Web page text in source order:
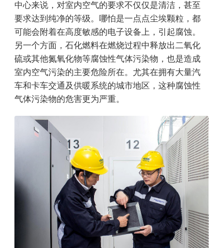
中心来说，对室内空气的要求不仅仅是清洁，甚至
要求达到纯净的等级。哪怕是一点点尘埃颗粒，都
可能会附着在高度敏感的电子设备上，引起腐蚀。
另一个方面，石化燃料在燃烧过程中释放出二氧化
硫或其他氮氧化物等腐蚀性气体污染物，也是造成
室内空气污染的主要危险所在。尤其在拥有大量汽
车和卡车交通及供暖系统的城市地区，这种腐蚀性
气体污染物的危害更为严重。